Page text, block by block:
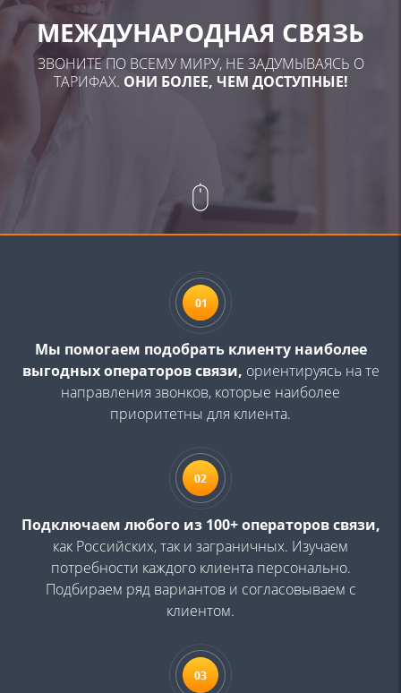
МЕЖДУНАРОДНАЯ СВЯЗЬ
ЗВОНИТЕ ПО ВСЕМУ МИРУ, НЕ ЗАДУМЫВАЯСЬ О
ТАРИФАХ. ОНИ БОЛЕЕ, ЧЕМ ДОСТУПНЫЕ!
Мы помогаем подобрать клиенту наиболее
выгодныхоператоров связи, ориентируясь на те
направления звонков, которые наиболее
приоритетны для клиента.
Подключаем любого из 100+ операторов связи,
как Российских, так и заграничных. Изучаем
потребности каждогоклиента персонально.
Подбираем ряд вариантов и согласовываем с
клиентом.